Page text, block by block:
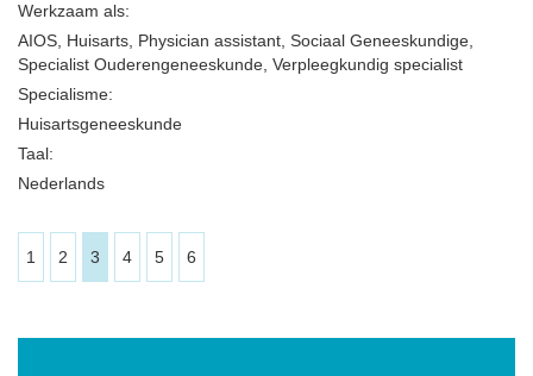
Werkzaam als:
AIOS, Huisarts, Physician assistant, Sociaal Geneeskundige,
Specialist Ouderengeneeskunde, Verpleegkundig specialist
Specialisme:
Huisartsgeneeskunde
Taal:
Nederlands
1 2 3 4 5 6